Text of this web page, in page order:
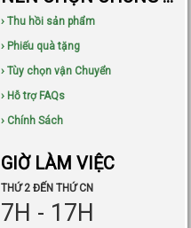
› Thu hồi sản phẩm
› Phiếu quà tặng
› Tùy chọn vận Chuyển
› Hỗ trợ FAQs
› Chính Sách
GIỜ LÀM VIỆC
THỨ 2 ĐẾN THỨ CN
7H - 17H